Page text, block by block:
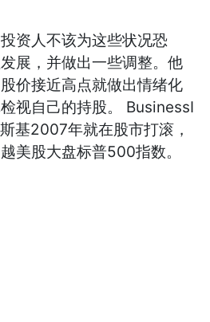
资人不该为这些状况恐
展，并做出一些调整。他
价接近高点就做出情绪化
视自己的持股。 BusinessI
基2007年就在股市打滚，
美股大盘标普500指数。